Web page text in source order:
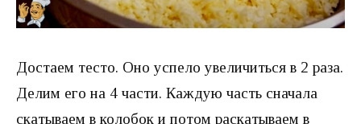
Достаем тесто. Оно успело увеличиться в 2 раза.
Делим его на 4 части. Каждую часть сначала
скатываем в колобок и потом раскатываем в